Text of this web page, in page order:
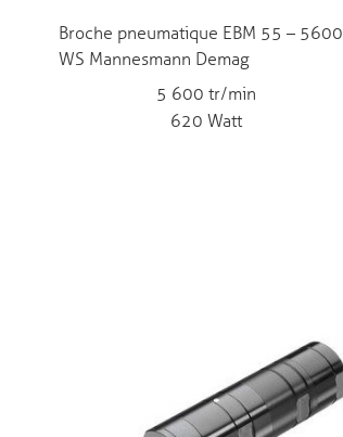
Broche pneumatique EBM 55 – 5600
WS Mannesmann Demag
5 600 tr/min
620 Watt